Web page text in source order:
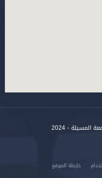
- 2024
خارطة الموقع